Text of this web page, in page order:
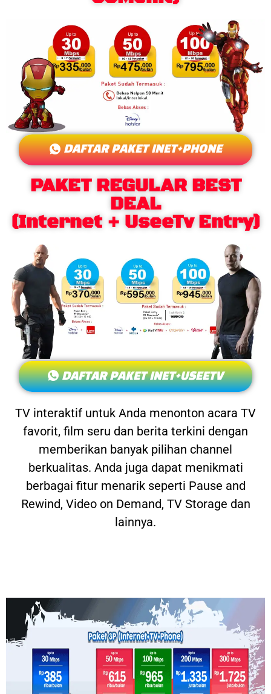
DAFTAR PAKET INET+PHONE
PAKET REGULAR BEST
DEAL
(Internet + UseeTv Entry)
DAFTAR PAKET INET+USEETV
TV interaktif untuk Anda menonton acara TV
favorit, film seru dan berita terkini dengan
memberikan banyak pilihan channel
berkualitas. Anda juga dapat menikmati
berbagai fitur menarik seperti Pause and
Rewind, Video on Demand, TV Storage dan
lainnya.